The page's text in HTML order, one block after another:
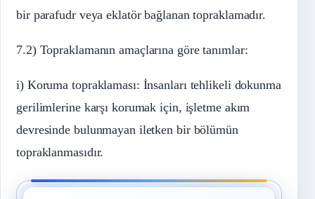
bir parafudr veya eklatör bağlanan topraklamadır.
7.2) Topraklamanın amaçlarına göre tanımlar:
i) Koruma topraklaması: İnsanları tehlikeli dokunma
gerilimlerine karşı korumak için, işletme akım
devresinde bulunmayan iletken bir bölümün
topraklanmasıdır.